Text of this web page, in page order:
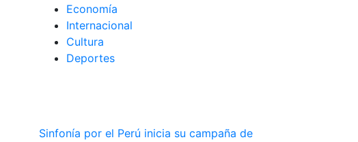
Economía
Internacional
Cultura
Deportes
Sinfonía por el Perú inicia su campaña de